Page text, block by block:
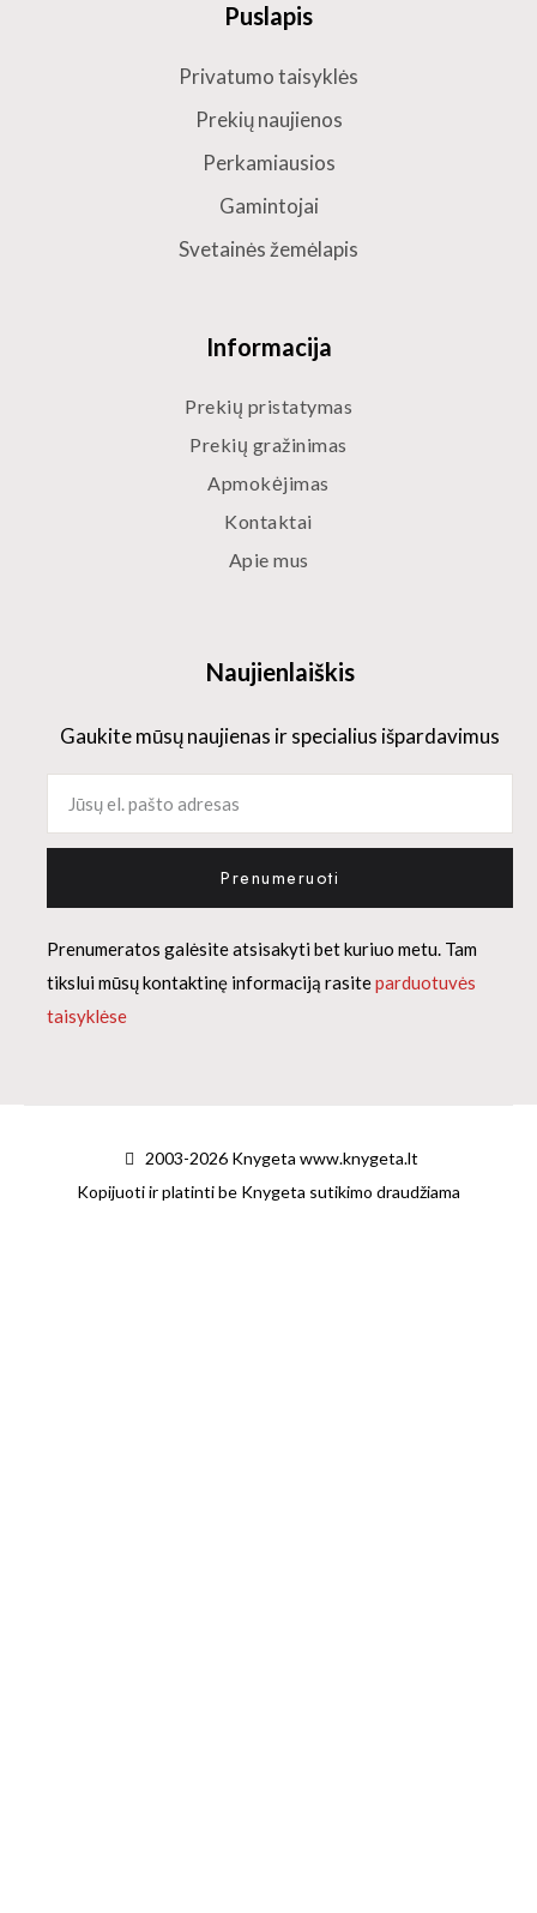
Informacija
Prekių pristatymas
Prekių gražinimas
Apmokėjimas
Kontaktai
Apie mus
Puslapis
Privatumo taisyklės
Prekių naujienos
Perkamiausios
Gamintojai
Svetainės žemėlapis
Naujienlaiškis
Gaukite mūsų naujienas ir specialius išpardavimus
Prenumeruoti
Prenumeratos galėsite atsisakyti bet kuriuo metu. Tam
tikslui mūsų kontaktinę informaciją rasiteparduotuvės
taisyklėse
2003-2026 Knygeta www.knygeta.lt
Kopijuoti ir platinti be Knygeta sutikimo draudžiama